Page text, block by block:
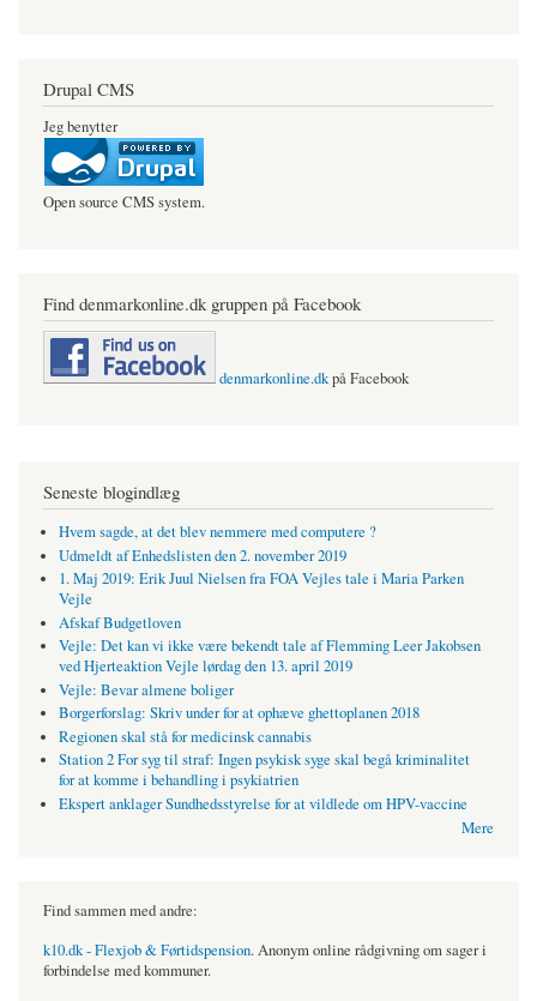
Drupal CMS
Jeg benytter
Open source CMS system.
Find denmarkonline.dk gruppen på Facebook
denmarkonline.dkpå Facebook
Seneste blogindlæg
Hvem sagde, at det blev nemmere med computere ?
Udmeldt af Enhedslisten den 2. november 2019
1. Maj 2019: Erik Juul Nielsen fra FOA Vejles tale i Maria Parken
Vejle
Afskaf Budgetloven
Vejle: Det kan vi ikke være bekendt tale af Flemming Leer Jakobsen
ved Hjerteaktion Vejle lørdag den 13. april 2019
Vejle: Bevar almene boliger
Borgerforslag: Skriv under for at ophæve ghettoplanen 2018
Regionen skal stå for medicinsk cannabis
Station 2 For syg til straf: Ingen psykisk syge skal begå kriminalitet
for at komme i behandling i psykiatrien
Ekspert anklager Sundhedsstyrelse for at vildlede om HPV-vaccine
Mere
Find sammen med andre:
k10.dk - Flexjob & Førtidspension. Anonym online rådgivning om sager i
forbindelse med kommuner.